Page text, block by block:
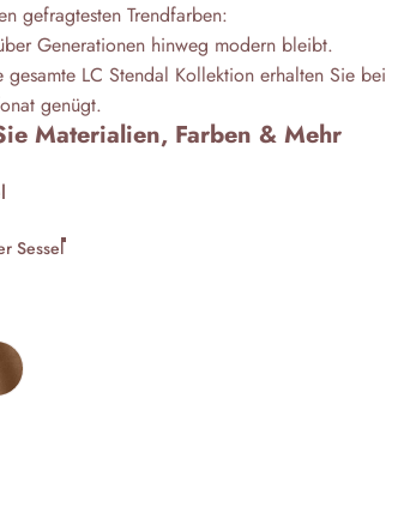
gefragtesten Trendfarben:
Generationen hinweg modern bleibt.
LC Stendal Kollektion erhalten Sie bei
genügt.
Materialien, Farben & Mehr
Sessel
Cognac